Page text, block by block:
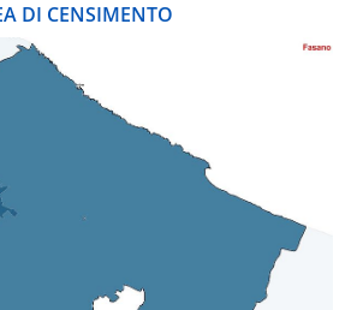
DI CENSIMENTO